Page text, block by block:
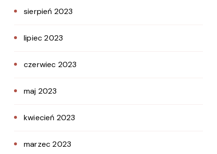
sierpień 2023
lipiec 2023
czerwiec 2023
maj 2023
kwiecień 2023
marzec 2023